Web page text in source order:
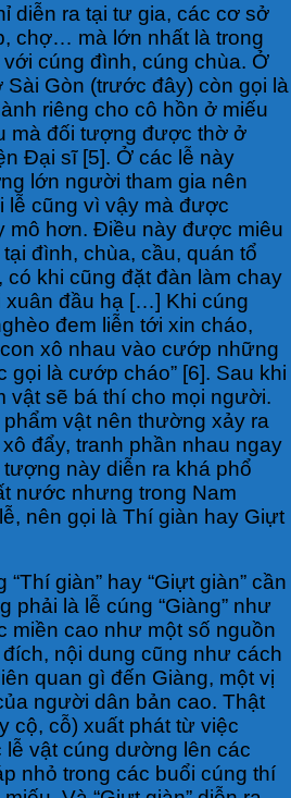
diễn ra tại tư gia, các cơ sở
chợ… mà lớn nhất là trong
cúng đình, cúng chùa. Ở
Sài Gòn (trước đây) còn gọi là
riêng cho cô hồn ở miếu
mà đối tượng được thờ ở
Đại sĩ [5]. Ở các lễ này
lớn người tham gia nên
lễ cũng vì vậy mà được
mô hơn. Điều này được miêu
đình, chùa, cầu, quán tổ
khi cũng đặt đàn làm chay
xuân đầu hạ […] Khi cúng
đem liễn tới xin cháo,
xô nhau vào cướp những
gọi là cướp cháo” [6]. Sau khi
vật sẽ bá thí cho mọi người.
vật nên thường xảy ra
đẩy, tranh phần nhau ngay
này diễn ra khá phổ
nước nhưng trong Nam
nên gọi là Thí giàn hay Giựt
“Thí giàn” hay “Giựt giàn” cần
phải là lễ cúng “Giàng” như
miền cao như một số nguồn
nội dung cũng như cách
quan gì đến Giàng, một vị
người dân bản cao. Thật
cộ, cỗ) xuất phát từ việc
vật cúng dường lên các
nhỏ trong các buổi cúng thí